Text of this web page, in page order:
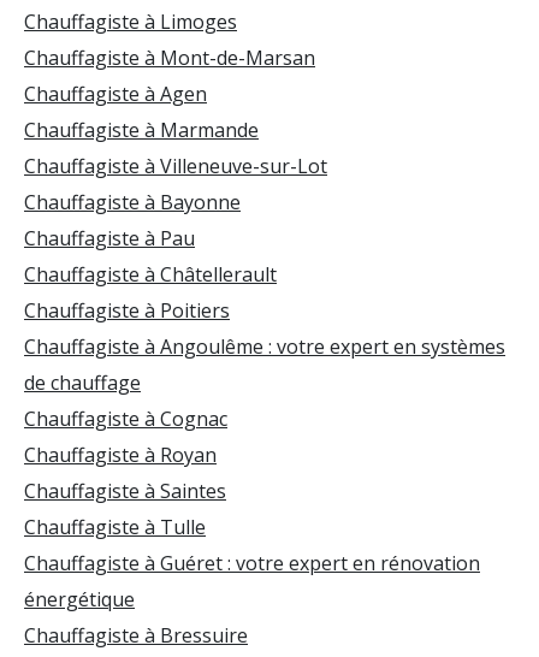
Chauffagiste à Limoges
Chauffagiste à Mont-de-Marsan
Chauffagiste à Agen
Chauffagiste à Marmande
Chauffagiste à Villeneuve-sur-Lot
Chauffagiste à Bayonne
Chauffagiste à Pau
Chauffagiste à Châtellerault
Chauffagiste à Poitiers
Chauffagiste à Angoulême : votre expert en systèmes
de chauffage
Chauffagiste à Cognac
Chauffagiste à Royan
Chauffagiste à Saintes
Chauffagiste à Tulle
Chauffagiste à Guéret : votre expert en rénovation
énergétique
Chauffagiste à Bressuire